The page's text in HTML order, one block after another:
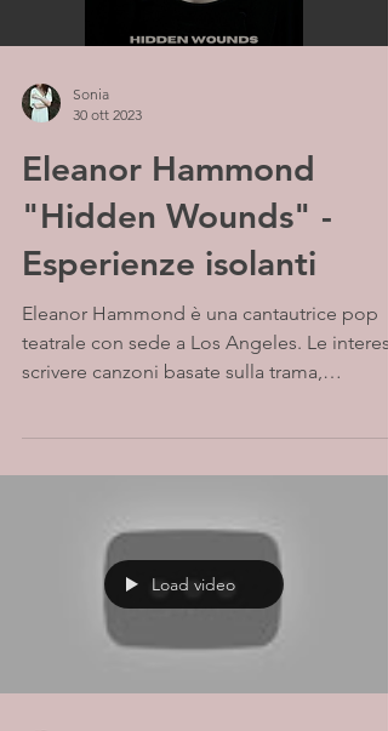
Sonia
30 ott 2023
Eleanor Hammond
"Hidden Wounds" -
Esperienze isolanti
Eleanor Hammond è una cantautrice pop
teatrale con sede a Los Angeles. Le
scrivere canzoni basate sulla trama,
Load video